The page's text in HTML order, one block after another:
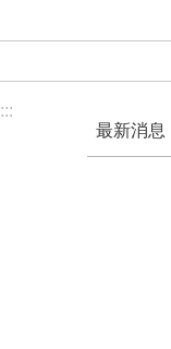
:::
最新消息